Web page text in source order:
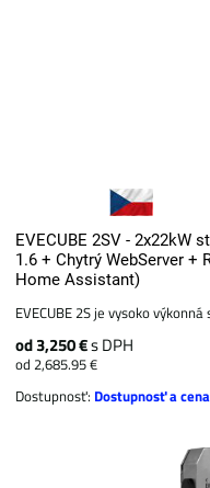
EVECUBE 2SV - 2x22kW
1.6 + Chytrý WebServer +
Home Assistant)
EVECUBE 2S je vysoko
od 3,250 €s DPH
od 2,685.95 €
Dostupnosť: Dostupnosť a